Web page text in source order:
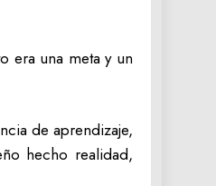
era una meta y un
de aprendizaje,
hecho realidad,